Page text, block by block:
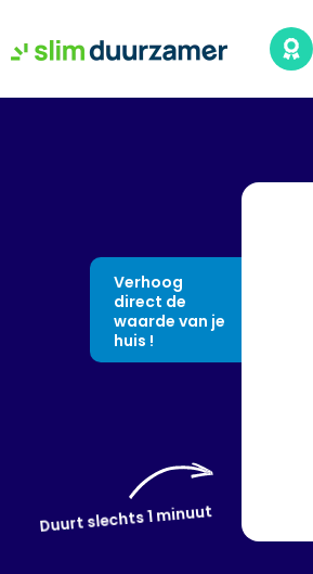
Verhoog
direct de
waarde van je
huis !
Duurt slechts 1 minuut